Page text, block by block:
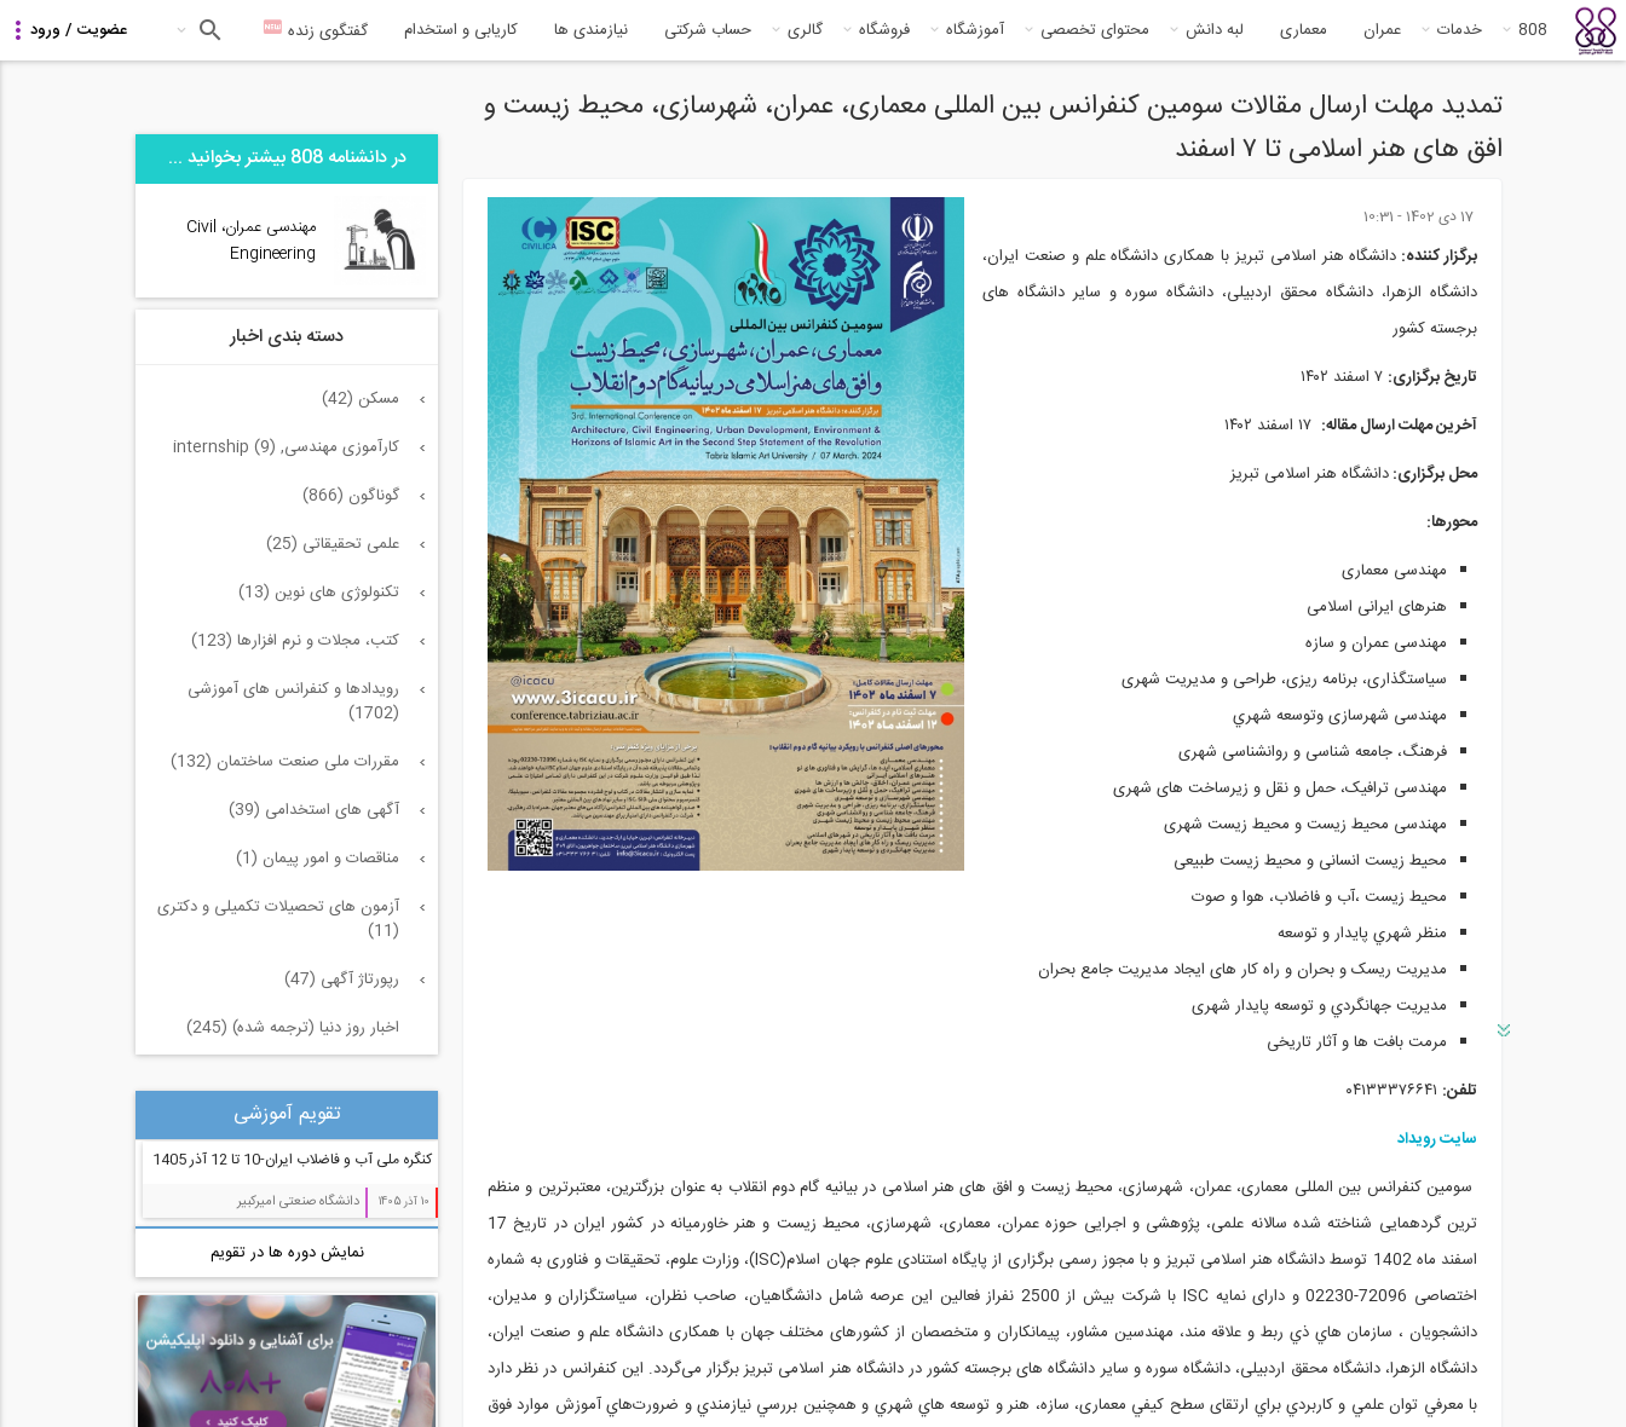
808 خدمات عمران معماری لبه دانش محتوای تخصصی آموزشگاه فروشگاه گالری حساب شرکتی نیازمندی ها کاریابی و استخدام گفتگوی زنده
تمدید مهلت ارسال مقالات سومین کنفرانس بین المللی معماری، عمران، شهرسازی، محیط زیست و
افق های هنر اسلامی تا ۷ اسفند
17 دى 1402 - 10:31
برگزار کننده: دانشگاه هنر اسلامی تبریز با همکاری دانشگاه علم و صنعت ایران،
دانشگاه الزهرا، دانشگاه محقق اردبیلی، دانشگاه سوره و سایر دانشگاه های
برجسته کشور
تاریخ برگزاری:
آخرین مهلت ارسال مقاله:
محل برگزاری:دانشگاه هنر اسلامی تبریز
محورها:
مهندسی معماری
هنرهای ایرانی اسلامی
مهندسی عمران و سازه
سیاستگذاری، برنامه ریزی، طراحی و مدیریت شهری
مهندسی شهرسازی وتوسعه شهري
فرهنگ، جامعه شناسی و روانشناسی شهری
مهندسی ترافیک، حمل و نقل و زیرساخت های شهری
مهندسی محیط زیست و محیط زیست شهری
محیط زیست انسانی و محیط زیست طبیعی
محیط زیست ،آب و فاضلاب، هوا و صوت
منظر شهري پايدار و توسعه
مدیریت ریسک و بحران و راه کار های ایجاد مدیریت جامع بحران
مديريت جهانگردي و توسعه پایدار شهری
مرمت بافت ها و آثار تاریخی
تلفن: ۰۴۱۳۳۳۷۶۶۴۱
سایت رویداد
سومین کنفرانس بین المللی معماری، عمران، شهرسازی، محیط زیست و افق های هنر اسلامی در بیانیه گام دوم انقلاب به عنوان بزرگترین، معتبرترین و منظم
ترین گردهمایی شناخته شده سالانه علمی، پژوهشی و اجرایی حوزه عمران، معماری، شهرسازی، محیط زیست و هنر خاورمیانه در کشور ایران در تاریخ 17
اسفند ماه 1402
توسط دانشگاه هنر اسلامی تبریز و با مجوز رسمی برگزاری از پایگاه استنادی علوم جهان اسلام(ISC)، وزارت علوم، تحقیقات و فناوری به شماره
اختصاصی 72096-02230 و دارای نمایه
ISC
با شرکت بیش از 2500 نفراز فعالین این عرصه شامل دانشگاهيان، صاحب نظران، سياستگزاران و مديران،
دانشجویان ، سازمان هاي ذي ربط و علاقه مند، مهندسين مشاور، پیمانکاران و متخصصان از کشورهای مختلف جهان با همکاری دانشگاه علم و صنعت ایران،
دانشگاه الزهرا، دانشگاه محقق اردبیلی، دانشگاه سوره و سایر دانشگاه های برجسته کشور در دانشگاه هنر اسلامی تبریز برگزار می‌گردد. این کنفرانس در نظر دارد
با معرفي توان علمي و كاربردي براي ارتقای سطح كيفي معماری، سازه، هنر و توسعه هاي شهري و همچنين بررسي نيازمندي و ضرورت‌هاي آموزش موارد فوق
در دانشنامه 808 بیشتر بخوانید ...
مهندسی عمران، Civil
Engineering
دسته بندی اخبار
مسکن (42)
کارآموزی مهندسی, internship (9)
گوناگون (866)
علمی تحقیقاتی (25)
تکنولوژی های نوین (13)
کتب، مجلات و نرم افزارها (123)
رویدادها و کنفرانس های آموزشی
(1702)
مقررات ملی صنعت ساختمان (132)
آگهی های استخدامی (39)
مناقصات و امور پیمان (1)
آزمون های تحصیلات تکمیلی و دکتری
(11)
رپورتاژ آگهی (47)
اخبار روز دنیا (ترجمه شده) (245)
مدیریت پروژه (55)
معماری (544)
آب، راه، محیط زیست (91)
تقویم آموزشی
کنگره ملی آب و فاضلاب ایران-10 تا 12 آذر 1405
10 آذر 1405 دانشگاه صنعتی امیرکبیر
نمایش دوره ها در تقویم